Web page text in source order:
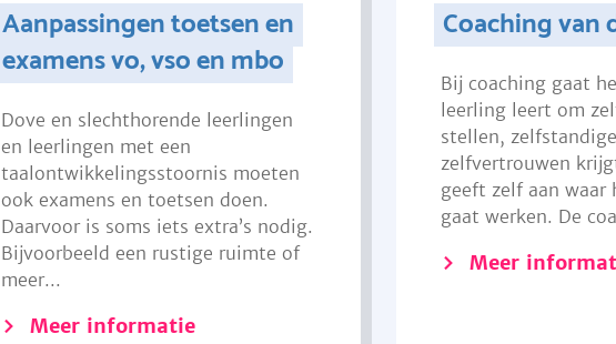
Aanpassingen toetsen en
examens vo, vso en mbo
Dove en slechthorende leerlingen
en leerlingen met een
taalontwikkelingsstoornis moeten
ook examens en toetsen doen.
Daarvoor is soms iets extra’s nodig.
Bijvoorbeeld een rustige ruimte of
meer...
Meer informatie
Coaching van
Bij coaching gaat
leerling leert om
stellen,
zelfvertrouwen
geeft zelf aan waar
gaat werken. De
Meer